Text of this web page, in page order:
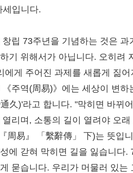
세입니다.
창립 73주년을 기념하는 것은 과
기 위해서가 아닙니다. 오히려
에게 주어진 과제를 새롭게 짊
《주역(周易)》에는 세상이 변하
久)'라고 합니다. "막히면 바뀌
리며, 소통의 길이 열려야 오래
周易』 「繫辭傳」 下)는 뜻입
에 갇혀 막히면 길을 잃습니다.
묻습니다. 우리가 머물러 있는